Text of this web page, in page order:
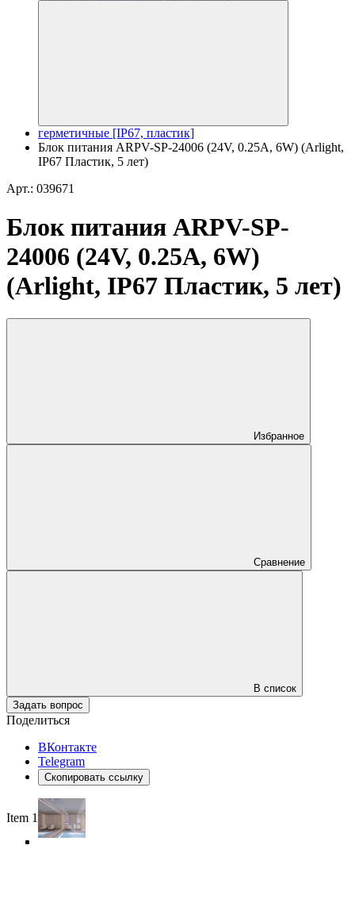
герметичные [IP67, пластик]
Блок питания ARPV-SP-24006 (24V, 0.25A, 6W) (Arlight,
IP67 Пластик, 5 лет)
Арт.: 039671
Блок питания ARPV-SP-
24006 (24V, 0.25A, 6W)
(Arlight, IP67 Пластик, 5 лет)
Избранное
Сравнение
В список
Задать вопрос
Поделиться
ВКонтакте
Telegram
Скопировать ссылку
Item 1 of 4